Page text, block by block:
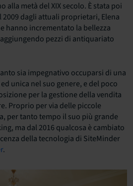
alla metà del XIX secolo. È stata poi
dagli attuali proprietari, Elena
hanno incrementato la bellezza
pezzi di antiquariato
sia impegnativo occuparsi di una
unica nel suo genere, e del poco
per la gestione della vendita
Proprio per via delle piccole
per tanto tempo il suo più grande
ma dal 2016 qualcosa è cambiato
della tecnologia di SiteMinder
.